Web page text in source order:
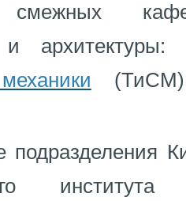
и
подразделения